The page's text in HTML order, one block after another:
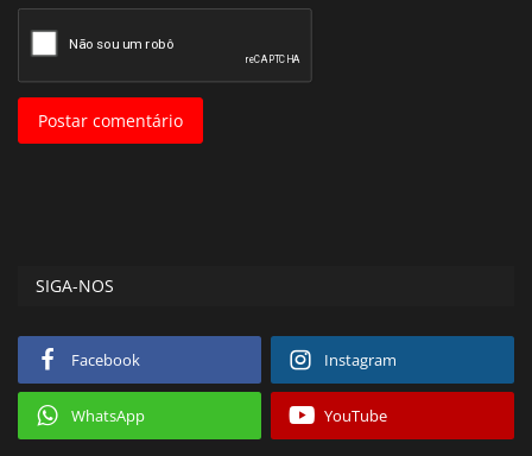
Postar comentário
SIGA-NOS
Facebook Instagram
WhatsApp YouTube